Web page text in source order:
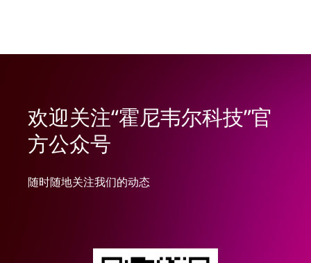
欢迎关注“霍尼韦尔科技”官
方公众号
随时随地关注我们的动态